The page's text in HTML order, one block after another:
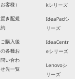
お客様）
置き配規
約
ご購入後
の各種お
問い合わ
せ先一覧
kシリーズ
IdeaPadシ
リーズ
IdeaCentr
eシリーズ
Lenovoシ
リーズ